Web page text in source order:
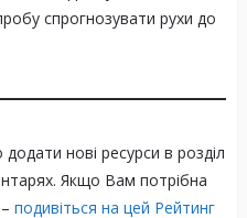
спрогнозувати рухи до
нові ресурси в розділ
Якщо Вам потрібна
подивіться на цей Рейтинг